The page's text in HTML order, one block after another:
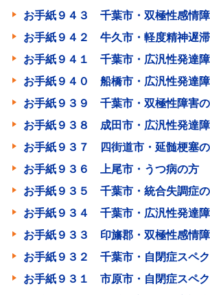
お手紙９４３ 千葉市・双極性感情
お手紙９４２ 牛久市・軽度精神遅
お手紙９４１ 千葉市・広汎性発達
お手紙９４０ 船橋市・広汎性発達
お手紙９３９ 千葉市・双極性障害
お手紙９３８ 成田市・広汎性発達
お手紙９３７ 四街道市・延髄梗塞
お手紙９３６ 上尾市・うつ病の方
お手紙９３５ 千葉市・統合失調症
お手紙９３４ 千葉市・広汎性発達
お手紙９３３ 印旛郡・双極性感情
お手紙９３２ 千葉市・自閉症スペ
お手紙９３１ 市原市・自閉症スペ